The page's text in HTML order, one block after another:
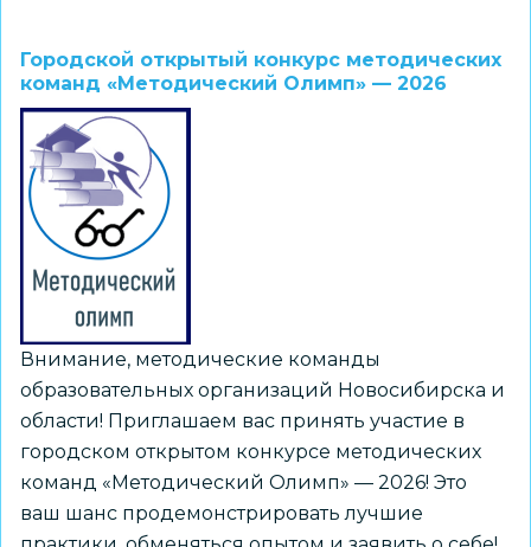
учебно-
исследовательских
«Юный
архивист»
Городской открытый конкурс методических
команд «Методический Олимп» — 2026
Внимание, методические команды
образовательных организаций Новосибирска и
области! Приглашаем вас принять участие в
городском открытом конкурсе методических
команд «Методический Олимп» — 2026! Это
ваш шанс продемонстрировать лучшие